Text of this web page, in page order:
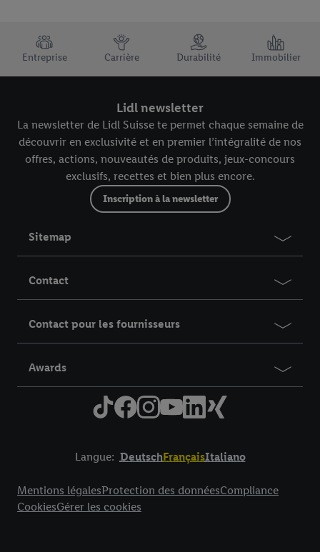
TRUSTBAR
Entreprise Carrière Durabilité Immobilier
Lidl newsletter
La newsletter de Lidl Suisse te permet chaque semaine de
découvrir en exclusivité et en premier l’intégralité de nos
offres, actions, nouveautés de produits, jeux-concours
exclusifs, recettes et bien plus encore.
Inscription à la newsletter
Sitemap
Contact
Contact pour les fournisseurs
Awards
Langue: DeutschFrançaisItaliano
Mentions légalesProtection des donnéesCompliance
CookiesGérer les cookies